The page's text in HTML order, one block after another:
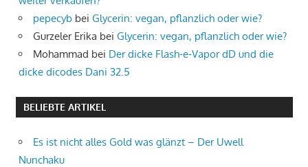
pepecyb bei Glycerin: vegan, pflanzlich oder wie?
Gurzeler Erika bei Glycerin: vegan, pflanzlich oder wie?
Mohammad bei Der dicke Flash-e-Vapor dD und die
dicke dicodes Dani 32.5
BELIEBTE ARTIKEL
Es ist nicht alles Gold was glänzt – Der Uwell
Nunchaku